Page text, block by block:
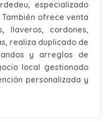
especializado
ofrece venta
llaveros, cordones,
realiza duplicado de
y arreglos de
local gestionado
personalizada y